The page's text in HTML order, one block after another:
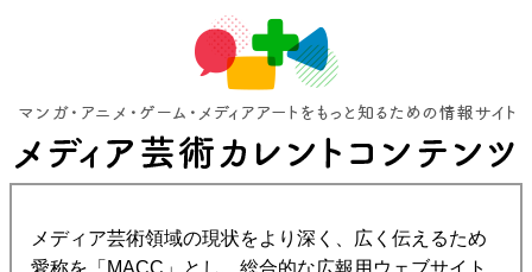
メディア芸術領域の現状をより深く、広く伝えるため
愛称を「MACC」とし、総合的な広報用ウェブサイト